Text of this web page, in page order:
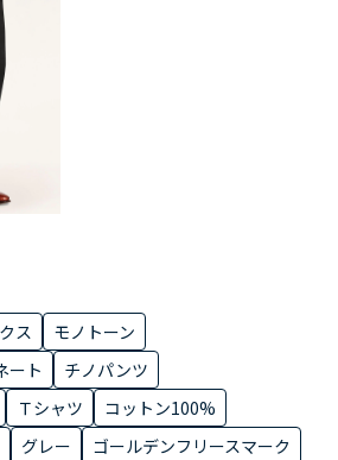
ス
モノトーン
ート
チノパンツ
Ｔシャツ
コットン100%
グレー
ゴールデンフリースマーク